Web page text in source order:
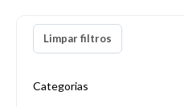
Limpar filtros
Categorias